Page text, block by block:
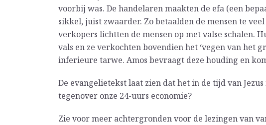
voorbij was. De handelaren maakten de efa (een
sikkel, juist zwaarder. Zo betaalden de mensen te
verkopers lichtten de mensen op met valse schalen.
vals en ze verkochten bovendien het ‘vegen van het
inferieure tarwe. Amos bevraagt deze houding en
De evangelietekst laat zien dat het in de tijd van
tegenover onze 24-uurs economie?
Zie voor meer achtergronden voor de lezingen van